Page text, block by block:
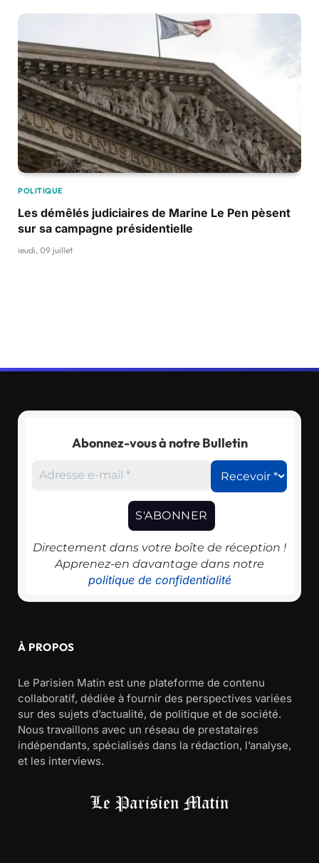
POLITIQUE
Les démêlés judiciaires de Marine Le Pen pèsent
sur sa campagne présidentielle
jeudi, 09 juillet
Abonnez-vous à notre Bulletin
Directement dans votre boîte de réception !
Apprenez-en davantage dans notre
politique de confidentialité
À PROPOS
Le Parisien Matin est une plateforme de contenu
collaboratif, dédiée à fournir des perspectives variées
sur des sujets d’actualité, de politique et de société.
Nous travaillons avec un réseau de prestataires
indépendants, spécialisés dans la rédaction, l’analyse,
et les interviews.